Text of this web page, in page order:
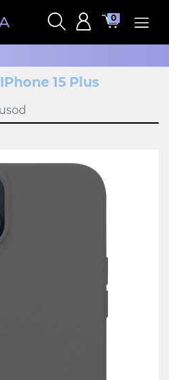
0
IPhone 15 Plus